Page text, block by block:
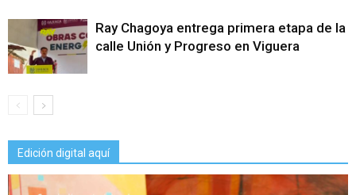
Ray Chagoya entrega primera etapa de la
calle Unión y Progreso en Viguera
Edición digital aquí